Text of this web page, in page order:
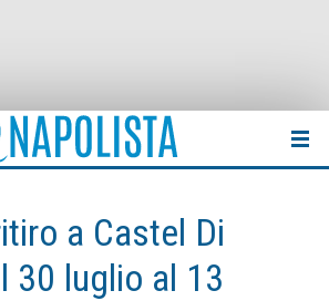
a Castel Di
30 luglio al 13